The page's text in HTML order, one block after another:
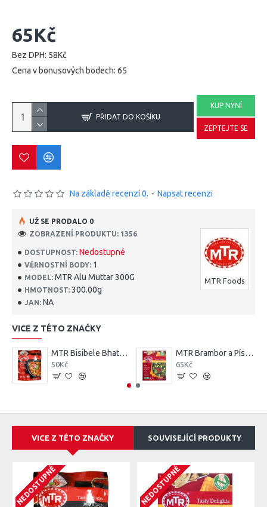
DOSTUPNOST: Nedostupné
VĚRNOSTNÍ BODY: 1
MODEL: MTR Alu Muttar 300G
HMOTNOST: 300.00g
JAN: NA
MTR Foods
UŽ SE PRODALO 0
ZOBRAZENÍ PRODUKTU: 1356
Na základě recenzí 0. - Napsat recenzi
65Kč
Bez DPH: 58Kč
Cena v bonusových bodech: 65
PŘIDAT DO KOŠÍKU
KUP NYNÍ
ZEPTEJTE SE
VICE Z TÉTO ZNAČKY
MTR Bisibele Bhath Masala (Směs koření pro Rýže) 100G
50Kč
MTR Brambor a Pískavice listové Hotové jídlo 300G
65Kč
VICE Z TÉTO ZNAČKY SOUVISEJÍCÍ PRODUKTY
NEDOSTUPNÉ NEDOSTUPNÉ